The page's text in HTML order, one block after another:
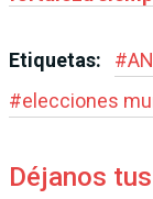
Etiquetas: #
#elecciones
Déjanos